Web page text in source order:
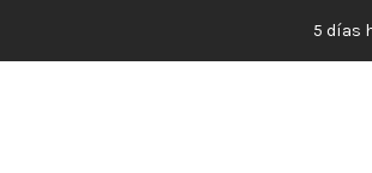
5 días hace